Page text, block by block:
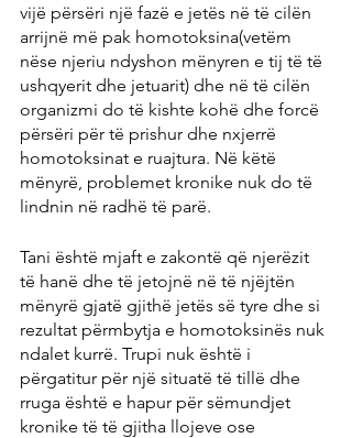
vijë përsëri një fazë e jetës në të cilën
arrijnë më pak homotoksina(vetëm
nëse njeriu ndyshon mënyren e tij të të
ushqyerit dhe jetuarit) dhe në të cilën
organizmi do të kishte kohë dhe forcë
përsëri për të prishur dhe nxjerrë
homotoksinat e ruajtura. Në këtë
mënyrë, problemet kronike nuk do të
lindnin në radhë të parë.
Tani është mjaft e zakontë që njerëzit
të hanë dhe të jetojnë në të njëjtën
mënyrë gjatë gjithë jetës së tyre dhe si
rezultat përmbytja e homotoksinës nuk
ndalet kurrë. Trupi nuk është i
përgatitur për një situatë të tillë dhe
rruga është e hapur për sëmundjet
kronike të të gjitha llojeve ose